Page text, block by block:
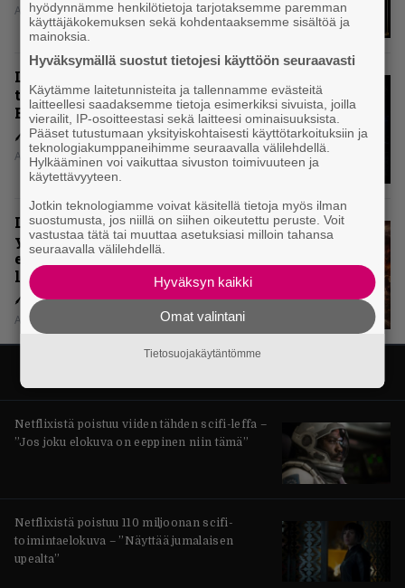
Aki Nuopponen
Levyarvio: Onko Steelbound jo
täydellisintä mahdollista Battle
Beastia?
Aki Nuopponen
Levyarvio: Sabaton on
yhdennellätoista albumillaan
erittäin kaukana
legendaarisuudesta
Aki Nuopponen
Netflixistä poistuu viiden tähden scifi-leffa –
”Jos joku elokuva on eeppinen niin tämä”
Netflixistä poistuu 110 miljoonan scifi-
toimintaelokuva – ”Näyttää jumalaisen
upealta”
hyödynnämme henkilötietoja tarjotaksemme paremman
käyttäjäkokemuksen sekä kohdentaaksemme sisältöä ja
mainoksia.
Hyväksymällä suostut tietojesi käyttöön seuraavasti
Käytämme laitetunnisteita ja tallennamme evästeitä
laitteellesi saadaksemme tietoja esimerkiksi sivuista, joilla
vierailit, IP-osoitteestasi sekä laitteesi ominaisuuksista.
Pääset tutustumaan yksityiskohtaisesti käyttötarkoituksiin ja
teknologiakumppaneihimme seuraavalla välilehdellä.
Hylkääminen voi vaikuttaa sivuston toimivuuteen ja
käytettävyyteen.
Jotkin teknologiamme voivat käsitellä tietoja myös ilman
suostumusta, jos niillä on siihen oikeutettu peruste. Voit
vastustaa tätä tai muuttaa asetuksiasi milloin tahansa
seuraavalla välilehdellä.
Hyväksyn kaikki
Omat valintani
Tietosuojakäytäntömme